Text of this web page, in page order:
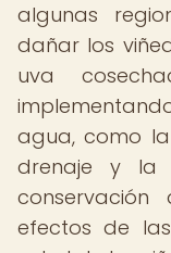
algunas
dañar los
uva
agua, como
drenaje y la
efectos de